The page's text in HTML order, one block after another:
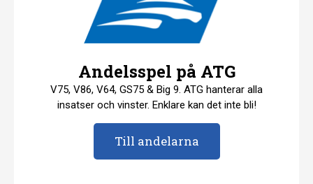
Andelsspel på ATG
V75, V86, V64, GS75 & Big 9. ATG hanterar alla
insatser och vinster. Enklare kan det inte bli!
Till andelarna